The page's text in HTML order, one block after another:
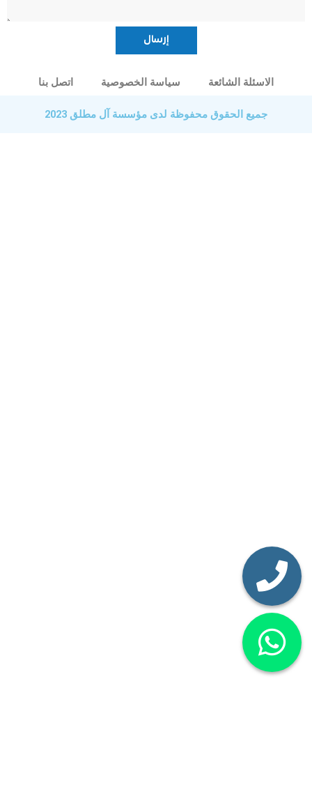
الاسئلة الشائعة سياسة الخصوصية اتصل بنا
جميع الحقوق محفوظة لدى مؤسسة آل مطلق 2023